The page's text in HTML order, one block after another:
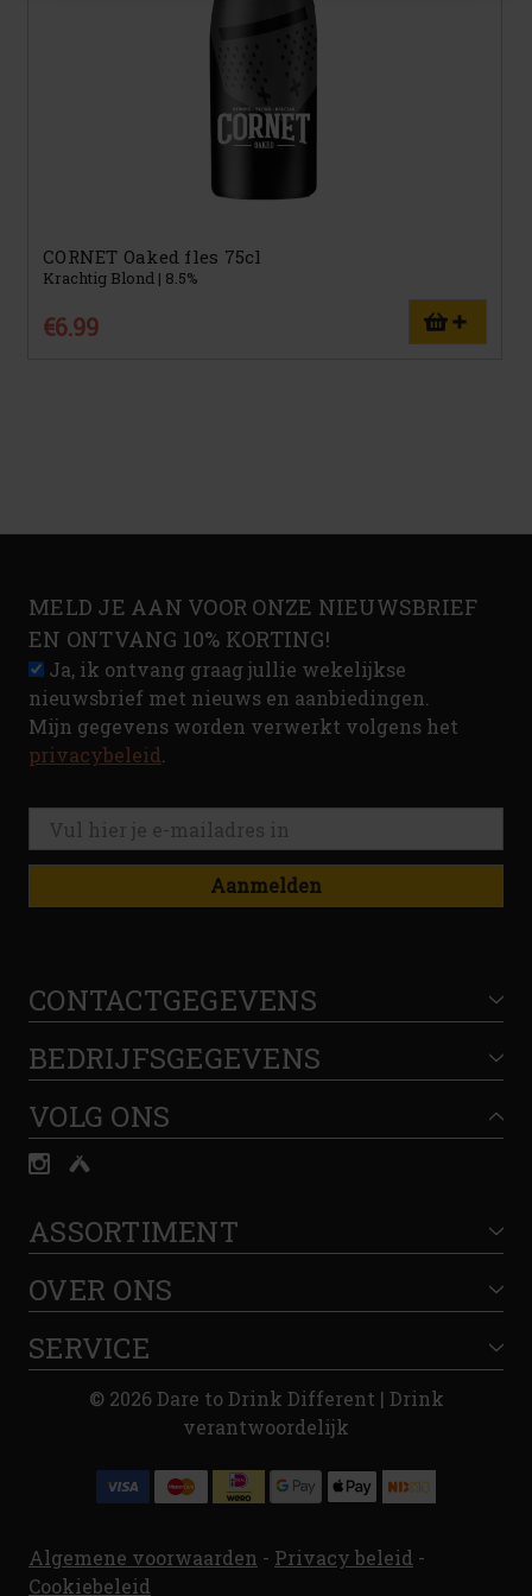
CORNET Oaked fles 75cl
Krachtig Blond | 8.5%
€6.99
MELD JE AAN VOOR ONZE NIEUWSBRIEF
EN ONTVANG 10% KORTING!
Ja, ik ontvang graag jullie wekelijkse
nieuwsbrief met nieuws en aanbiedingen.
Mijn gegevens worden verwerkt volgens het
privacybeleid
Aanmelden
CONTACTGEGEVENS
BEDRIJFSGEGEVENS
VOLG ONS
ASSORTIMENT
OVER ONS
SERVICE
© 2026 Dare to Drink Different | Drink
verantwoordelijk
Algemene voorwaarden - Privacy beleid -
Cookiebeleid